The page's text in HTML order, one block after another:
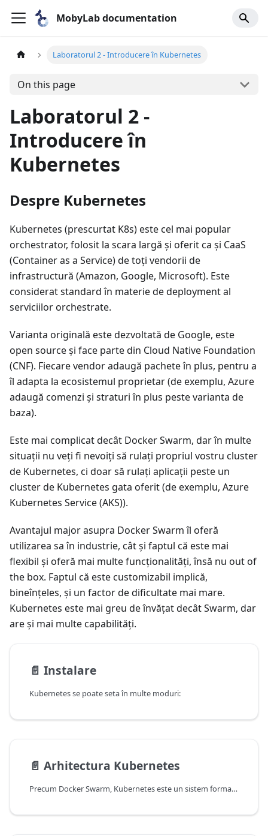
MobyLab documentation
Laboratorul 2 - Introducere în Kubernetes
On this page
Laboratorul 2 -
Introducere în
Kubernetes
Despre Kubernetes
Kubernetes (prescurtat K8s) este cel mai popular
orchestrator, folosit la scara largă și oferit ca și CaaS
(Container as a Service) de toți vendorii de
infrastructură (Amazon, Google, Microsoft). Este
considerat standard în materie de deployment al
serviciilor orchestrate.
Varianta originală este dezvoltată de Google, este
open source și face parte din Cloud Native Foundation
(CNF). Fiecare vendor adaugă pachete în plus, pentru a
îl adapta la ecosistemul proprietar (de exemplu, Azure
adaugă comenzi și straturi în plus peste varianta de
baza).
Este mai complicat decât Docker Swarm, dar în multe
situații nu veți fi nevoiți să rulați propriul vostru cluster
de Kubernetes, ci doar să rulați aplicații peste un
cluster de Kubernetes gata oferit (de exemplu, Azure
Kubernetes Service (AKS)).
Avantajul major asupra Docker Swarm îl oferă
utilizarea sa în industrie, cât și faptul că este mai
flexibil și oferă mai multe funcționalități, însă nu out of
the box. Faptul că este customizabil implică,
bineînțeles, și un factor de dificultate mai mare.
Kubernetes este mai greu de învățat decât Swarm, dar
are și mai multe capabilități.
📄️ Instalare
Kubernetes se poate seta în multe moduri:
📄️ Arhitectura Kubernetes
Precum Docker Swarm, Kubernetes este un sistem format din mai multe componente: